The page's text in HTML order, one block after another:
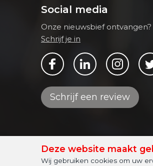
Social media
Onze nieuwsbief ontvangen?
Schrijf je in
Bekijk ons op FacebookBekijk ons op LinkedInBekijk ons op Instagram
Bekijk
Schrijf een review
© 2026 - Van Delft
Deze website maakt
Wij gebruiken cookies om uw